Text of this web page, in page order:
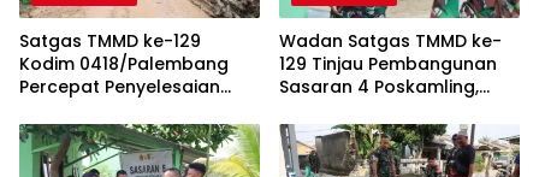
Satgas TMMD ke-129
Kodim 0418/Palembang
Percepat Penyelesaian
Meter
Wadan Satgas TMMD ke-
129 Tinjau Pembangunan
Sasaran 4 Poskamling,
Perencanaan